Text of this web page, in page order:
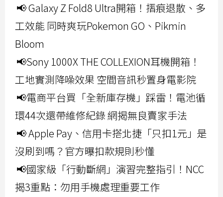
📢 Galaxy Z Fold8 Ultra開箱！摺痕退散、多
工效能 同時爽玩Pokemon GO、Pikmin
Bloom
📢Sony 1000X THE COLLEXION耳機開箱！
工地實測降噪效果 空間音訊秒置身電影院
📢電商平台買「全新庫存機」踩雷！電池循
環44次還帶維修紀錄 網揭無良賣家手法
📢 Apple Pay、信用卡搭北捷「只扣1元」是
沒刷到嗎？官方曝扣款規則秒懂
📢國家級「行動斷網」演習完整指引！NCC
揭3重點：勿用手機處理重要工作